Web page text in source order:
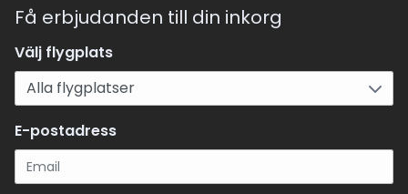
Få erbjudanden till din inkorg
Välj flygplats
E-postadress